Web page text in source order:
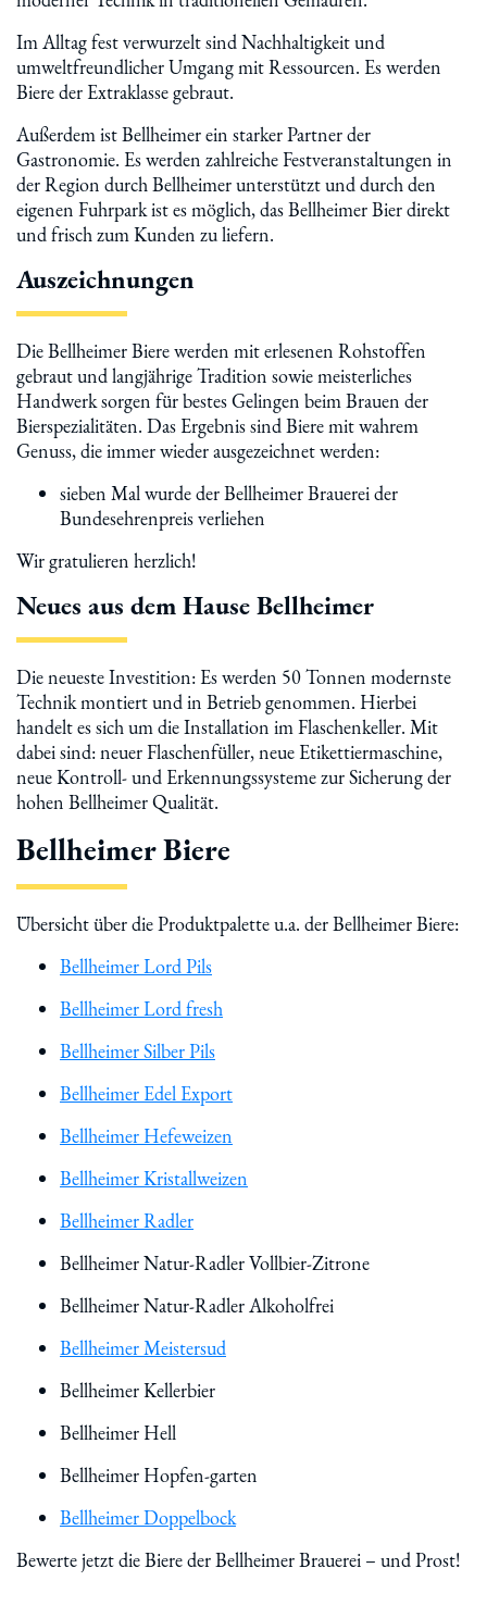
Im Alltag fest verwurzelt sind Nachhaltigkeit und
umweltfreundlicher Umgang mit Ressourcen. Es werden
Biere der Extraklasse gebraut.
Außerdem ist Bellheimer ein starker Partner der
Gastronomie. Es werden zahlreiche Festveranstaltungen in
der Region durch Bellheimer unterstützt und durch den
eigenen Fuhrpark ist es möglich, das Bellheimer Bier direkt
und frisch zum Kunden zu liefern.
Auszeichnungen
Die Bellheimer Biere werden mit erlesenen Rohstoffen
gebraut und langjährige Tradition sowie meisterliches
Handwerk sorgen für bestes Gelingen beim Brauen der
Bierspezialitäten. Das Ergebnis sind Biere mit wahrem
Genuss, die immer wieder ausgezeichnet werden:
sieben Mal wurde der Bellheimer Brauerei der
Bundesehrenpreis verliehen
Wir gratulieren herzlich!
Neues aus dem Hause Bellheimer
Die neueste Investition: Es werden 50 Tonnen modernste
Technik montiert und in Betrieb genommen. Hierbei
handelt es sich um die Installation im Flaschenkeller. Mit
dabei sind: neuer Flaschenfüller, neue Etikettiermaschine,
neue Kontroll- und Erkennungssysteme zur Sicherung der
hohen Bellheimer Qualität.
Bellheimer Biere
Übersicht über die Produktpalette u.a. der Bellheimer Biere:
Bellheimer Lord Pils
Bellheimer Lord fresh
Bellheimer Silber Pils
Bellheimer Edel Export
Bellheimer Hefeweizen
Bellheimer Kristallweizen
Bellheimer Radler
Bellheimer Natur-Radler Vollbier-Zitrone
Bellheimer Natur-Radler Alkoholfrei
Bellheimer Meistersud
Bellheimer Kellerbier
Bellheimer Hell
Bellheimer Hopfen-garten
Bellheimer Doppelbock
Bewerte jetzt die Biere der Bellheimer Brauerei – und Prost!